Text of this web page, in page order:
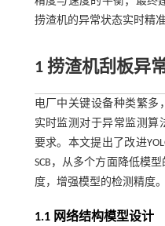
捞渣机的异常状态实时精准
1 捞渣机刮板异
电厂中关键设备种类繁多
实时监测对于异常监测算
要求。本文提出了改进
SCB，从多个方面降低模
度，增强模型的检测精度。
1.1 网络结构模型设计